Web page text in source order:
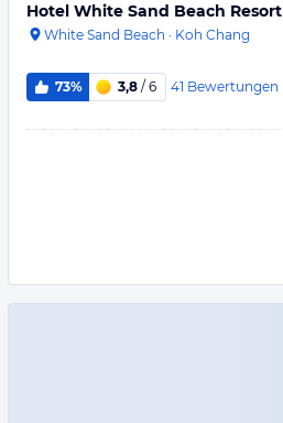
Hotel White Sand Beach Resort
White Sand Beach · Koh Chang
73% 3,8 / 6 41 Bewertungen